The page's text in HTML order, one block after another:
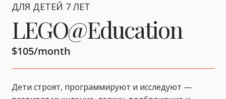
LEGO@Education
ДЛЯ ДЕТЕЙ 7 ЛЕТ
$105/month
Дети строят, программируют и исследуют —